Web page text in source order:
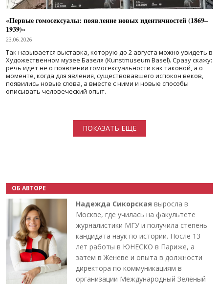
«Первые гомосексуалы: появление новых идентичностей (1869–
1939)»
23.06.2026
Так называется выставка, которую до 2 августа можно увидеть в
Художественном музее Базеля (Kunstmuseum Basel). Сразу скажу:
речь идет не о появлении гомосексуальности как таковой, а о
моменте, когда для явления, существовавшего испокон веков,
появились новые слова, а вместе с ними и новые способы
описывать человеческий опыт.
ПОКАЗАТЬ ЕЩЕ
ОБ АВТОРЕ
Надежда Сикорская выросла в
Москве, где училась на факультете
журналистики МГУ и получила степень
кандидата наук по истории. После 13
лет работы в ЮНЕСКО в Париже, а
затем в Женеве и опыта в должности
директора по коммуникациям в
организации Международный Зелёный